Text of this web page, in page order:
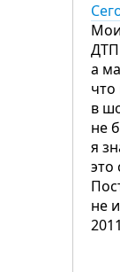
ДТП
а
в
не
я
это
не